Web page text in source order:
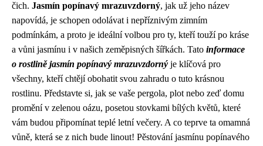
čich. Jasmín popínavý mrazuvzdorný, jak už jeho název
napovídá, je schopen odolávat i nepříznivým zimním
podmínkám, a proto je ideální volbou pro ty, kteří touží po kráse
a vůni jasmínu i v našich zeměpisných šířkách. Tato informace
o rostlině jasmín popínavý mrazuvzdorný je klíčová pro
všechny, kteří chtějí obohatit svou zahradu o tuto krásnou
rostlinu. Představte si, jak se vaše pergola, plot nebo zeď domu
promění v zelenou oázu, posetou stovkami bílých květů, které
vám budou připomínat teplé letní večery. A co teprve ta omamná
vůně, která se z nich bude linout! Pěstování jasmínu popínavého